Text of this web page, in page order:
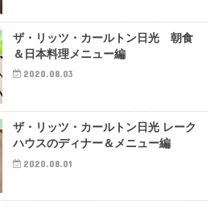
ザ・リッツ・カールトン日光 朝食
＆日本料理メニュー編
2020.08.03
ザ・リッツ・カールトン日光 レーク
ハウスのディナー＆メニュー編
2020.08.01